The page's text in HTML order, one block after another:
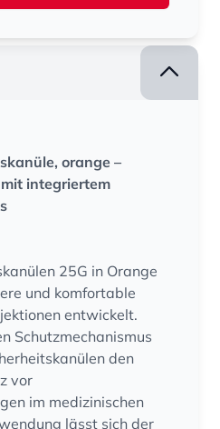
orange –
integriertem
25G in Orange
und komfortable
entwickelt.
Schutzmechanismus
den
vor
im medizinischen
lässt sich der